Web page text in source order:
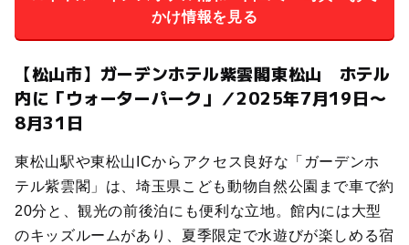
かけ情報を見る
【松山市】ガーデンホテル紫雲閣東松山 ホテル
内に「ウォーターパーク」／2025年7月19日〜
8月31日
東松山駅や東松山ICからアクセス良好な「ガーデンホ
テル紫雲閣」は、埼玉県こども動物自然公園まで車で約
20分と、観光の前後泊にも便利な立地。館内には大型
のキッズルームがあり、夏季限定で水遊びが楽しめる宿